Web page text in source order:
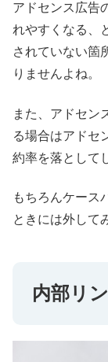
アドセンス広告
れやすくなる、
されていない箇
りませんよね。
また、アドセン
る場合はアドセ
約率を落として
もちろんケース
ときには外して
内部リ